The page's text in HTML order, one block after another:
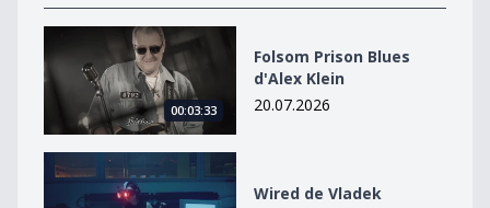
Folsom Prison Blues d&#039;Alex Klein
00:03:33
Folsom Prison Blues
d'Alex Klein
20.07.2026
Wired de Vladek
Wired de Vladek